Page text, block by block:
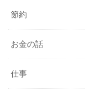
節約
お金の話
仕事